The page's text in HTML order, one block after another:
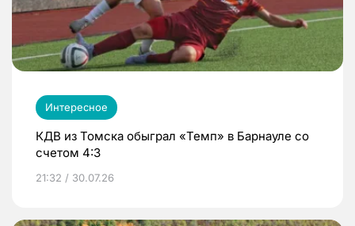
Интересное
КДВ из Томска обыграл «Темп» в Барнауле со
счетом 4:3
21:32 / 30.07.26